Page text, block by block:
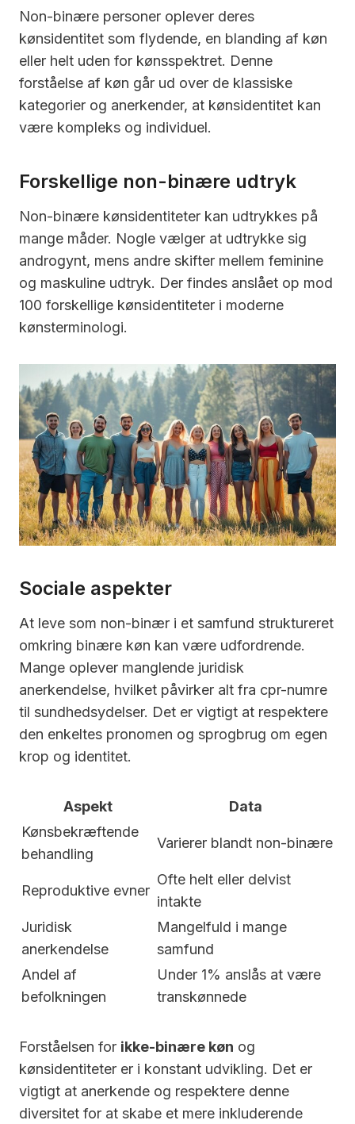
Non-binære personer oplever deres
kønsidentitet som flydende, en blanding af køn
eller helt uden for kønsspektret. Denne
forståelse af køn går ud over de klassiske
kategorier og anerkender, at kønsidentitet kan
være kompleks og individuel.
Forskellige non-binære udtryk
Non-binære kønsidentiteter kan udtrykkes på
mange måder. Nogle vælger at udtrykke sig
androgynt, mens andre skifter mellem feminine
og maskuline udtryk. Der findes anslået op mod
100 forskellige kønsidentiteter i moderne
kønsterminologi.
Sociale aspekter
At leve som non-binær i et samfund struktureret
omkring binære køn kan være udfordrende.
Mange oplever manglende juridisk
anerkendelse, hvilket påvirker alt fra cpr-numre
til sundhedsydelser. Det er vigtigt at respektere
den enkeltes pronomen og sprogbrug om egen
krop og identitet.
Aspekt
Data
Kønsbekræftende
behandling
Varierer blandt non-binære
Reproduktive evner
Ofte helt eller delvist
intakte
Juridisk
anerkendelse
Mangelfuld i mange
samfund
Andel af
befolkningen
Under 1% anslås at være
transkønnede
Forståelsen for ikke-binære køn og
kønsidentiteter er i konstant udvikling. Det er
vigtigt at anerkende og respektere denne
diversitet for at skabe et mere inkluderende